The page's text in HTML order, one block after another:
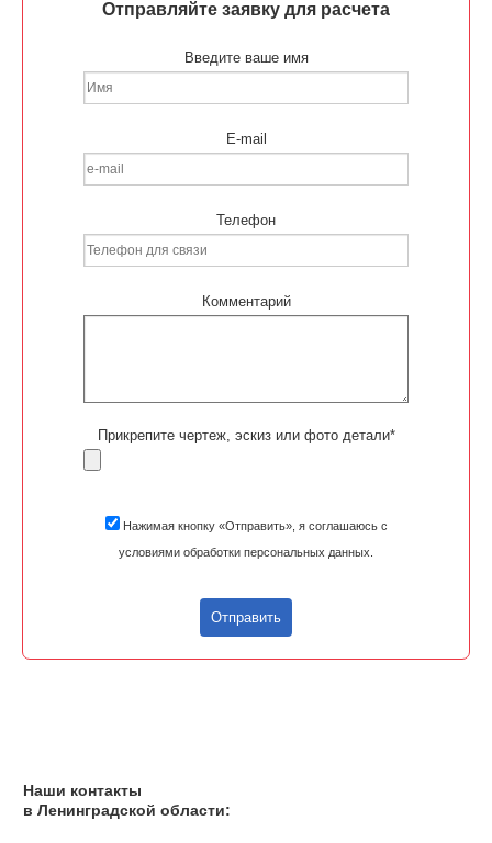
Отправляйте заявку для расчета
Введите ваше имя
E-mail
Телефон
Комментарий
Прикрепите чертеж, эскиз или фото детали*
Нажимая кнопку «Отправить», я соглашаюсь с
условиями обработки персональных данных.
Отправить
Наши контакты
в Ленинградской области: